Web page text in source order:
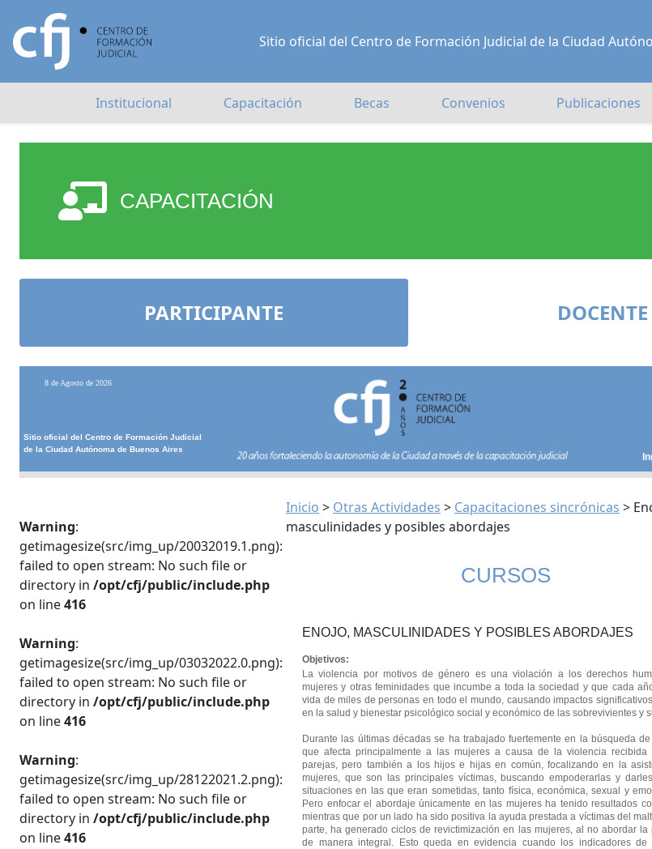
Sitio oficial del Centro de Formación Judicial de la Ciudad
Institucional Capacitación Becas Convenios Publicaciones
CAPACITACIÓN
PARTICIPANTE DOCENTE
8 de Agosto de 2026
Sitio oficial del Centro de Formación Judicial
de la Ciudad Autónoma de Buenos Aires
Warning:
getimagesize(src/img_up/20032019.1.png):
failed to open stream: No such file or
directory in /opt/cfj/public/include.php
on line416
Warning:
getimagesize(src/img_up/03032022.0.png):
failed to open stream: No such file or
directory in /opt/cfj/public/include.php
on line416
Warning:
getimagesize(src/img_up/28122021.2.png):
failed to open stream: No such file or
directory in /opt/cfj/public/include.php
on line416
Inicio > Otras Actividades > Capacitaciones sincrónicas >
masculinidades y posibles abordajes
CURSOS
ENOJO, MASCULINIDADES Y POSIBLES ABORDAJES
Objetivos:
La violencia por motivos de género es una violación a los derechos
mujeres y otras feminidades que incumbe a toda la sociedad y que cada
vida de miles de personas en todo el mundo, causando impactos
en la salud y bienestar psicológico social y económico de las sobrevivientes y
Durante las últimas décadas se ha trabajado fuertemente en la búsqueda
que afecta principalmente a las mujeres a causa de la violencia recibida
parejas, pero también a los hijos e hijas en común, focalizando en la
mujeres, que son las principales víctimas, buscando empoderarlas y
situaciones en las que eran sometidas, tanto física, económica, sexual y
Pero enfocar el abordaje únicamente en las mujeres ha tenido resultados
mientras que por un lado ha sido positiva la ayuda prestada a víctimas del
parte, ha generado ciclos de revictimización en las mujeres, al no abordar la
de manera integral. Esto queda en evidencia cuando los indicadores de